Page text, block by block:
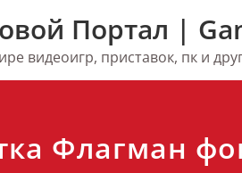
Портал |
видеоигр, приставок, пк и
Флагман